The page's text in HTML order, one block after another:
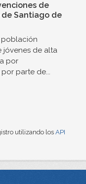
de
Santiago de
población
jóvenes de alta
por
parte de...
utilizando los API